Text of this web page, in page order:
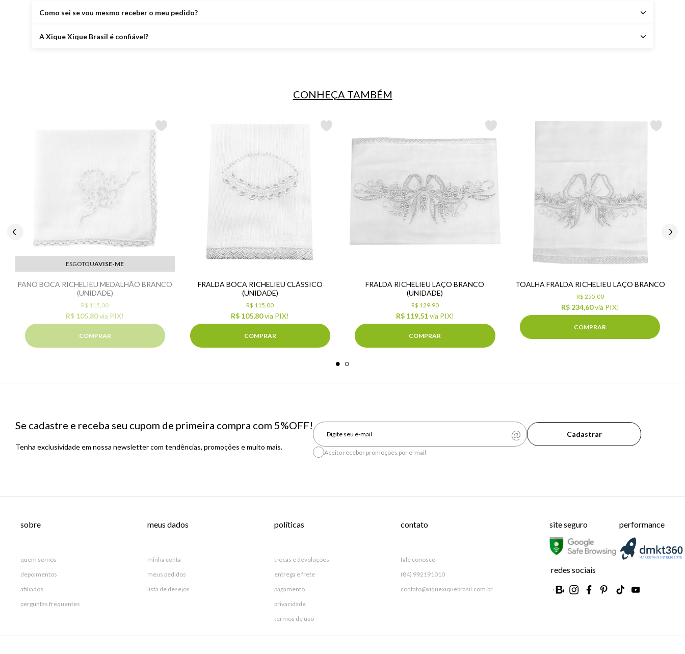
Como sei se vou mesmo receber o meu pedido?
A Xique Xique Brasil é confiável?
CONHEÇA TAMBÉM
ESGOTOUAVISE-ME
PANO BOCA RICHELIEU MEDALHÃO BRANCO
(UNIDADE)
R$ 105,80via PIX!
R$ 115,00
COMPRAR
FRALDA BOCA RICHELIEU CLÁSSICO
(UNIDADE)
R$ 105,80via PIX!
R$ 115,00
COMPRAR
FRALDA RICHELIEU LAÇO BRANCO
(UNIDADE)
R$ 119,51via PIX!
R$ 129,90
COMPRAR
TOALHA FRALDA RICHELIEU LAÇO BRANCO
R$ 234,60via PIX!
R$ 255,00
COMPRAR
Se cadastre e receba seu cupom de primeira compra com 5%OFF!
Tenha exclusividade em nossa newsletter com tendências, promoções e muito mais.
Cadastrar
Aceito receber promoções por e-mail
sobre
quem somos
depoimentos
afiliados
perguntas frequentes
meus dados
minha conta
meus pedidos
lista de desejos
políticas
trocas e devoluções
entrega e frete
pagamento
privacidade
termos de uso
contato
fale conosco
(84) 992191010
contato@xiquexiquebrasil.com.br
site seguro performance
redes sociais